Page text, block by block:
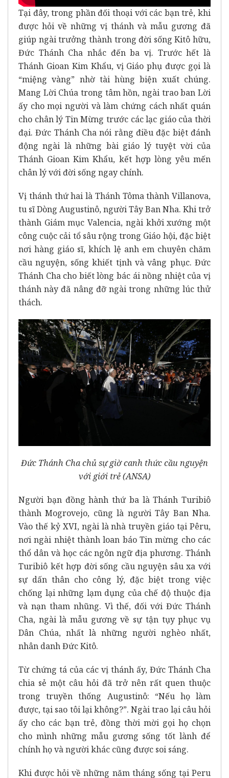
Tại đây, trong phần đối thoại với các bạn trẻ, khi
được hỏi về những vị thánh và mẫu gương đã
giúp ngài trưởng thành trong đời sống Kitô hữu,
Đức Thánh Cha nhắc đến ba vị. Trước hết là
Thánh Gioan Kim Khẩu, vị Giáo phụ được gọi là
“miệng vàng” nhờ tài hùng biện xuất chúng.
Mang Lời Chúa trong tâm hồn, ngài trao ban Lời
ấy cho mọi người và làm chứng cách nhất quán
cho chân lý Tin Mừng trước các lạc giáo của thời
đại. Đức Thánh Cha nói rằng điều đặc biệt đánh
động ngài là những bài giáo lý tuyệt vời của
Thánh Gioan Kim Khẩu, kết hợp lòng yêu mến
chân lý với đời sống ngay chính.
Vị thánh thứ hai là Thánh Tôma thành Villanova,
tu sĩ Dòng Augustinô, người Tây Ban Nha. Khi trở
thành Giám mục Valencia, ngài khởi xướng một
công cuộc cải tổ sâu rộng trong Giáo hội, đặc biệt
nơi hàng giáo sĩ, khích lệ anh em chuyên chăm
cầu nguyện, sống khiết tịnh và vâng phục. Đức
Thánh Cha cho biết lòng bác ái nồng nhiệt của vị
thánh này đã nâng đỡ ngài trong những lúc thử
thách.
Đức Thánh Cha chủ sự giờ canh thức cầu nguyện
với giới trẻ (ANSA)
Người bạn đồng hành thứ ba là Thánh Turibiô
thành Mogrovejo, cũng là người Tây Ban Nha.
Vào thế kỷ XVI, ngài là nhà truyền giáo tại Pêru,
nơi ngài nhiệt thành loan báo Tin mừng cho các
thổ dân và học các ngôn ngữ địa phương. Thánh
Turibiô kết hợp đời sống cầu nguyện sâu xa với
sự dấn thân cho công lý, đặc biệt trong việc
chống lại những lạm dụng của chế độ thuộc địa
và nạn tham nhũng. Vì thế, đối với Đức Thánh
Cha, ngài là mẫu gương về sự tận tụy phục vụ
Dân Chúa, nhất là những người nghèo nhất,
nhân danh Đức Kitô.
Từ chứng tá của các vị thánh ấy, Đức Thánh Cha
chia sẻ một câu hỏi đã trở nên rất quen thuộc
trong truyền thống Augustinô: “Nếu họ làm
được, tại sao tôi lại không?”. Ngài trao lại câu hỏi
ấy cho các bạn trẻ, đồng thời mời gọi họ chọn
cho mình những mẫu gương sống tốt lành để
chính họ và người khác cũng được soi sáng.
Khi được hỏi về những năm tháng sống tại Peru